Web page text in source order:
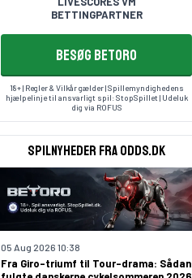
BETTINGPARTNER
BESØG BETORO
18+ | Regler & Vilkår gælder | Spillemyndighedens
hjælpelinje til ansvarligt spil:StopSpillet | Udeluk
dig via ROFUS
Spilnyheder fra odds.dk
Fra Giro-triumf til Tour-drama: Sådan
05 Aug 2026 10:38